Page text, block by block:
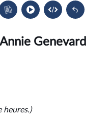
Accéder
au
cahier
Genevard
heures.)